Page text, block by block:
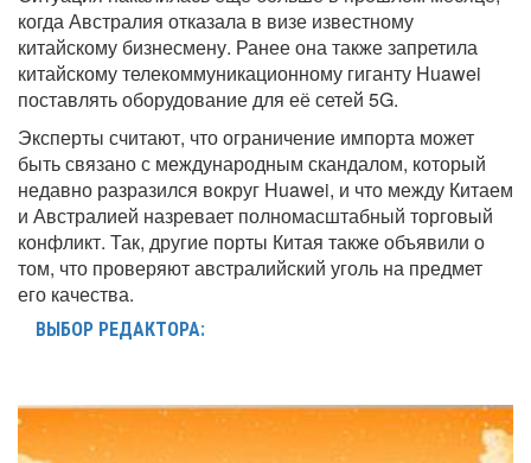
когда Австралия отказала в визе известному
китайскому бизнесмену. Ранее она также запретила
китайскому телекоммуникационному гиганту Huawei
поставлять оборудование для её сетей 5G.
Эксперты считают, что ограничение импорта может
быть связано с международным скандалом, который
недавно разразился вокруг Huawei, и что между Китаем
и Австралией назревает полномасштабный торговый
конфликт. Так, другие порты Китая также объявили о
том, что проверяют австралийский уголь на предмет
его качества.
ВЫБОР РЕДАКТОРА: